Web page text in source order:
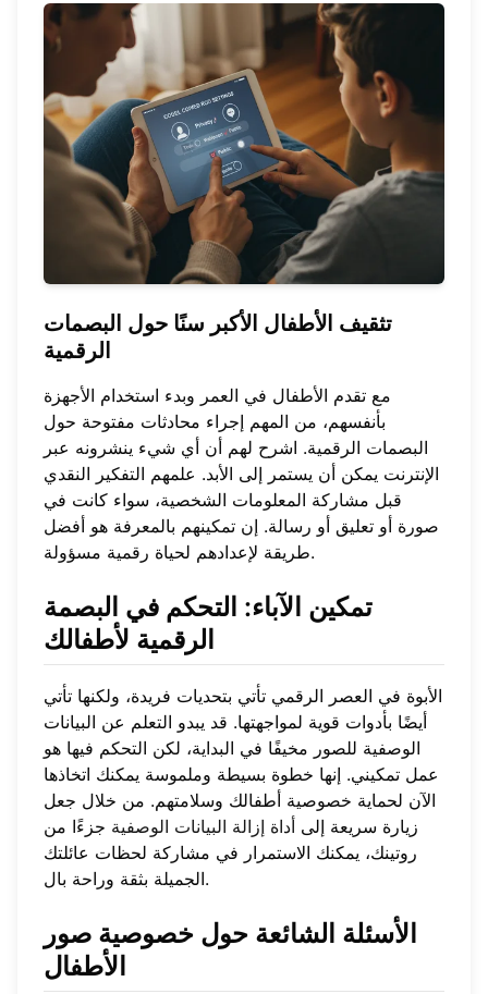
تثقيف الأطفال الأكبر سنًا حول البصمات
الرقمية
مع تقدم الأطفال في العمر وبدء استخدام الأجهزة
بأنفسهم، من المهم إجراء محادثات مفتوحة حول
البصمات الرقمية. اشرح لهم أن أي شيء ينشرونه عبر
الإنترنت يمكن أن يستمر إلى الأبد. علمهم التفكير النقدي
قبل مشاركة المعلومات الشخصية، سواء كانت في
صورة أو تعليق أو رسالة. إن تمكينهم بالمعرفة هو أفضل
طريقة لإعدادهم لحياة رقمية مسؤولة.
تمكين الآباء: التحكم في البصمة
الرقمية لأطفالك
الأبوة في العصر الرقمي تأتي بتحديات فريدة، ولكنها تأتي
أيضًا بأدوات قوية لمواجهتها. قد يبدو التعلم عن البيانات
الوصفية للصور مخيفًا في البداية، لكن التحكم فيها هو
عمل تمكيني. إنها خطوة بسيطة وملموسة يمكنك اتخاذها
الآن لحماية خصوصية أطفالك وسلامتهم. من خلال جعل
زيارة سريعة إلى أداة إزالة البيانات الوصفية جزءًا من
روتينك، يمكنك الاستمرار في مشاركة لحظات عائلتك
الجميلة بثقة وراحة بال.
الأسئلة الشائعة حول خصوصية صور
الأطفال